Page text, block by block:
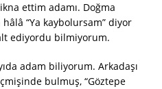
ettim adamı. Doğma
“Ya kaybolursam” diyor
ediyordu bilmiyorum.
adam biliyorum. Arkadaşı
bulmuş, “Göztepe